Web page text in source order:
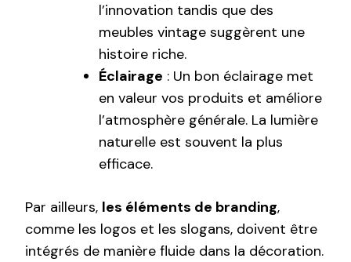
l’innovation tandis que des
meubles vintage suggèrent une
histoire riche.
Éclairage : Un bon éclairage met
en valeur vos produits et améliore
l’atmosphère générale. La lumière
naturelle est souvent la plus
efficace.
Par ailleurs, les éléments de branding,
comme les logos et les slogans, doivent être
intégrés de manière fluide dans la décoration.